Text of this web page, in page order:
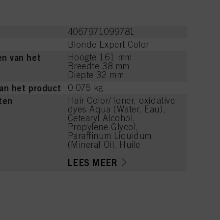
4067971099781
Blonde Expert Color
van het
Hoogte 161 mm
Breedte 38 mm
Diepte 32 mm
het product 0.075 kg
Hair Color/Toner, oxidative
dyes:Aqua (Water, Eau),
Cetearyl Alcohol,
Propylene Glycol,
Paraffinum Liquidum
(Mineral Oil, Huile
Bis-Diisopropanolamino-
LEES MEER